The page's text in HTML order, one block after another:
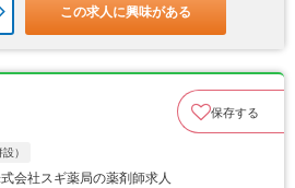
この求人に興味がある
保存する
）
会社スギ薬局の薬剤師求人